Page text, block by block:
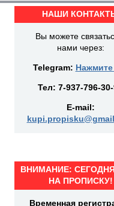
НАШИ
Вы можете
нами через:
Telegram: Нажмите
Тел: 7-937-796-
E-mail:
ВНИМАНИЕ:
НА ПРОПИСКУ!
Временная